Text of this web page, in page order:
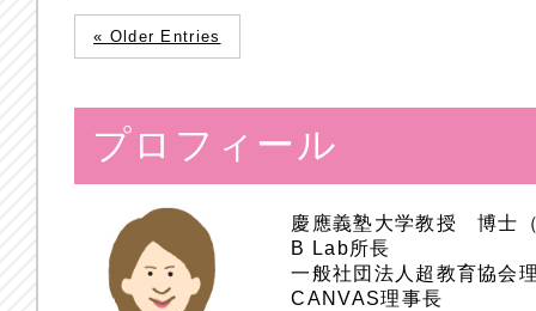
« Older Entries
プロフィール
慶應義塾大学教授 博士
B Lab所長
一般社団法人超教育協会
CANVAS理事長